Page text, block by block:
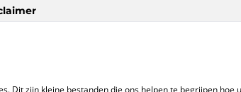
Dit zijn kleine bestanden die ons helpen te begrijpen hoe